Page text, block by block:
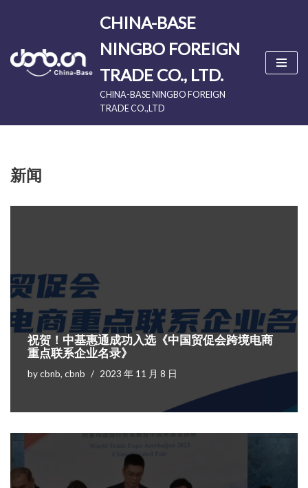
to
content
CHINA-BASE
NINGBO FOREIGN
TRADE CO., LTD.
CHINA-BASE NINGBO FOREIGN
TRADE CO.,LTD
新闻
祝贺！中基惠通成功入选《中国贸促会跨境电商
重点联系企业名录》
bycbnb, cbnb 2023 年 11 月 8 日